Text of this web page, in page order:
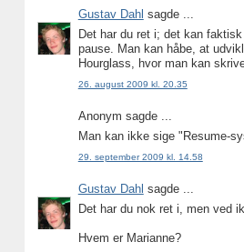
Gustav Dahl sagde ...
Det har du ret i; det kan
pause. Man kan håbe, at
Hourglass, hvor man kan
26. august 2009 kl. 20.35
Anonym sagde ...
Man kan ikke sige "Resume-
29. september 2009 kl. 14.58
Gustav Dahl sagde ...
Det har du nok ret i, men ved
Hvem er Marianne?